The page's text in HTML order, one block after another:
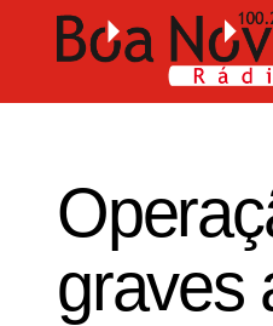
graves